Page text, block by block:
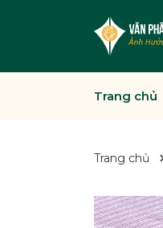
Trang chủ
Trang chủ